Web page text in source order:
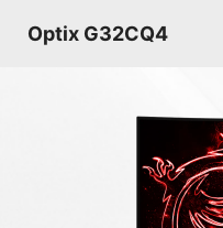
Optix G32CQ4